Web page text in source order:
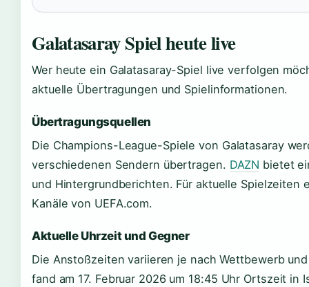
Galatasaray Spiel heute live
Wer heute ein Galatasaray-Spiel live verfolgen
aktuelle Übertragungen und Spielinformationen.
Übertragungsquellen
Die Champions-League-Spiele von Galatasaray
verschiedenen Sendern übertragen. DAZN bietet
und Hintergrundberichten. Für aktuelle
Kanäle von UEFA.com.
Aktuelle Uhrzeit und Gegner
Die Anstoßzeiten variieren je nach Wettbewerb
fand am 17. Februar 2026 um 18:45 Uhr Ortszeit in